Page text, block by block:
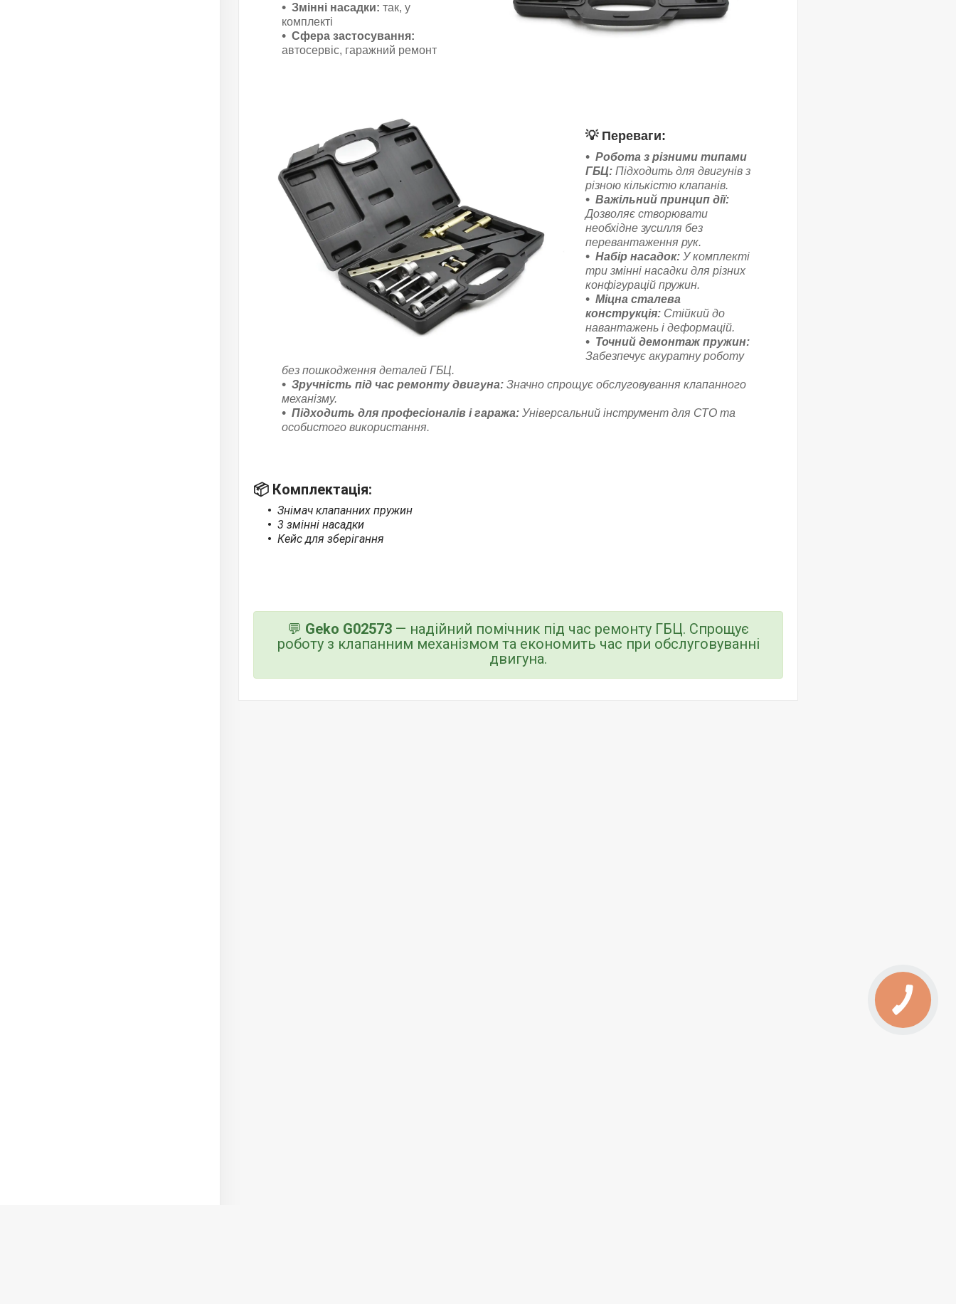
Змінні насадки: так, у
комплекті
Сфера застосування:
автосервіс, гаражний ремонт
💡 Переваги:
Робота з різними типами
ГБЦ: Підходить для двигунів з
різною кількістю клапанів.
Важільний принцип дії:
Дозволяє створювати
необхідне зусилля без
перевантаження рук.
Набір насадок: У комплекті
три змінні насадки для різних
конфігурацій пружин.
Міцна сталева
конструкція: Стійкий до
навантажень і деформацій.
Точний демонтаж пружин:
Забезпечує акуратну роботу
без пошкодження деталей ГБЦ.
Зручність під час ремонту двигуна: Значно спрощує обслуговування клапанного
механізму.
Підходить для професіоналів і гаража: Універсальний інструмент для СТО та
особистого використання.
📦 Комплектація:
Знімач клапанних пружин
3 змінні насадки
Кейс для зберігання
💬 Geko G02573 — надійний помічник під час ремонту ГБЦ. Спрощує
роботу з клапанним механізмом та економить час при обслуговуванні
двигуна.